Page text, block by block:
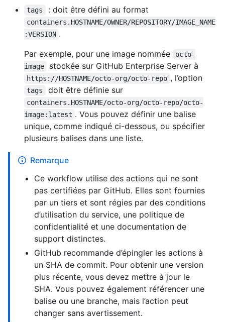
tags : doit être défini au format
containers.HOSTNAME/OWNER/REPOSITORY/IMAGE_NAME
:VERSION .
Par exemple, pour une image nommée
octo-
image
stockée sur GitHub Enterprise Server à
https://HOSTNAME/octo-org/octo-repo , l’option
tags doit être définie sur
containers.HOSTNAME/octo-org/octo-repo/octo-
image:latest . Vous pouvez définir une balise
unique, comme indiqué ci-dessous, ou spécifier
plusieurs balises dans une liste.
Remarque
Ce workflow utilise des actions qui ne sont
pas certifiées par GitHub. Elles sont fournies
par un tiers et sont régies par des conditions
d’utilisation du service, une politique de
confidentialité et une documentation de
support distinctes.
GitHub recommande d’épingler les actions à
un SHA de commit. Pour obtenir une version
plus récente, vous devez mettre à jour le
SHA. Vous pouvez également référencer une
balise ou une branche, mais l’action peut
changer sans avertissement.